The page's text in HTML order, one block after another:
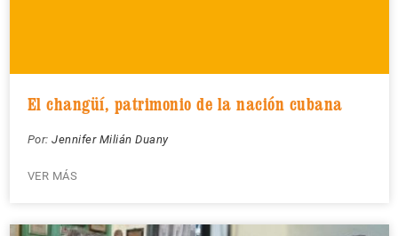
El changüí, patrimonio de la nación cubana
Por: Jennifer Milián Duany
VER MÁS